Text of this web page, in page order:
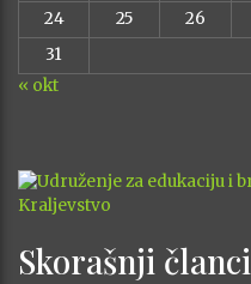
24
25 26
31
« okt
Skorašnji članci